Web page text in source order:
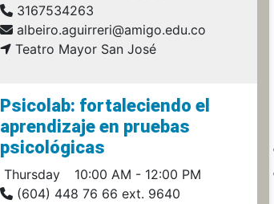
3167534263
albeiro.aguirreri@amigo.edu.co
Teatro Mayor San José
Psicolab: fortaleciendo el
aprendizaje en pruebas
psicológicas
Thursday
10:00 AM - 12:00 PM
(604) 448 76 66 ext. 9640